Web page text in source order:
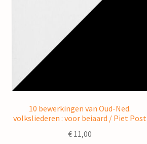
10 bewerkingen van Oud-Ned.
volksliederen : voor beiaard / Piet Post
€11,00